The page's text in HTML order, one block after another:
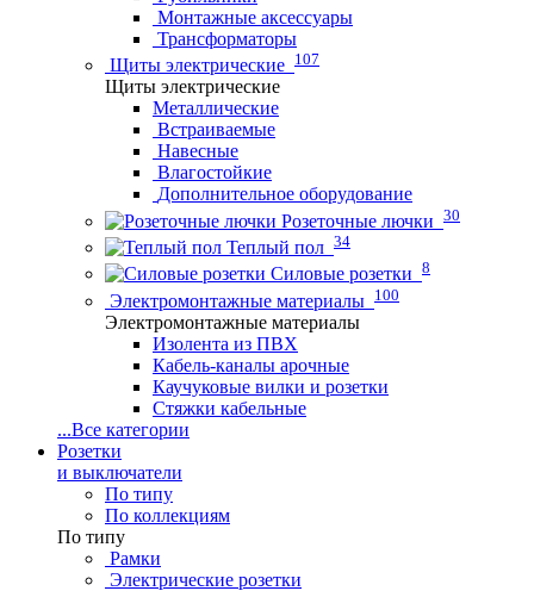
Монтажные аксессуары
Трансформаторы
Щиты электрические 107
Щиты электрические
Металлические
Встраиваемые
Навесные
Влагостойкие
Дополнительное оборудование
Розеточные лючки 30
Теплый пол 34
Силовые розетки 8
Электромонтажные материалы 100
Электромонтажные материалы
Изолента из ПВХ
Кабель-каналы арочные
Каучуковые вилки и розетки
Стяжки кабельные
...Все категории
Розетки
и выключатели
По типу
По коллекциям
По типу
Рамки
Электрические розетки